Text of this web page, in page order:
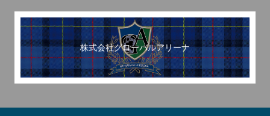
株式会社グローバルアリーナ